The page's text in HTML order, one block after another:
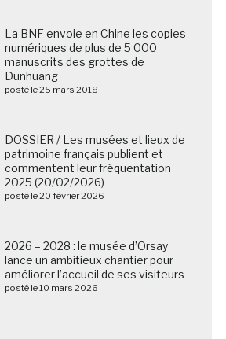
La BNF envoie en Chine les copies
numériques de plus de 5 000
manuscrits des grottes de
Dunhuang
posté le 25 mars 2018
DOSSIER / Les musées et lieux de
patrimoine français publient et
commentent leur fréquentation
2025 (20/02/2026)
posté le 20 février 2026
2026 – 2028 : le musée d’Orsay
lance un ambitieux chantier pour
améliorer l’accueil de ses visiteurs
posté le 10 mars 2026